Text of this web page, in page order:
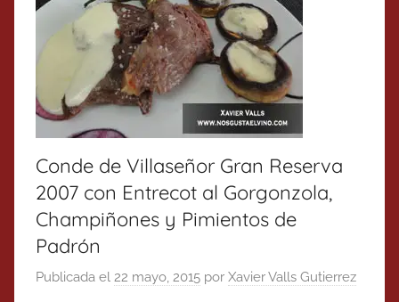
Conde de Villaseñor Gran Reserva
2007 con Entrecot al Gorgonzola,
Champiñones y Pimientos de
Padrón
Publicada el 22 mayo, 2015 por Xavier Valls Gutierrez